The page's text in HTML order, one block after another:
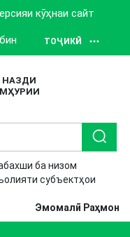
кӯҳнаи сайт
ТОҶИКӢ
НАЗДИ
ба низом
субъектҳои
Эмомалӣ Раҳмон